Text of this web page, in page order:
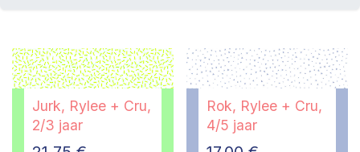
Jurk, Rylee + Cru,
2/3 jaar
Rok, Rylee + Cru,
4/5 jaar